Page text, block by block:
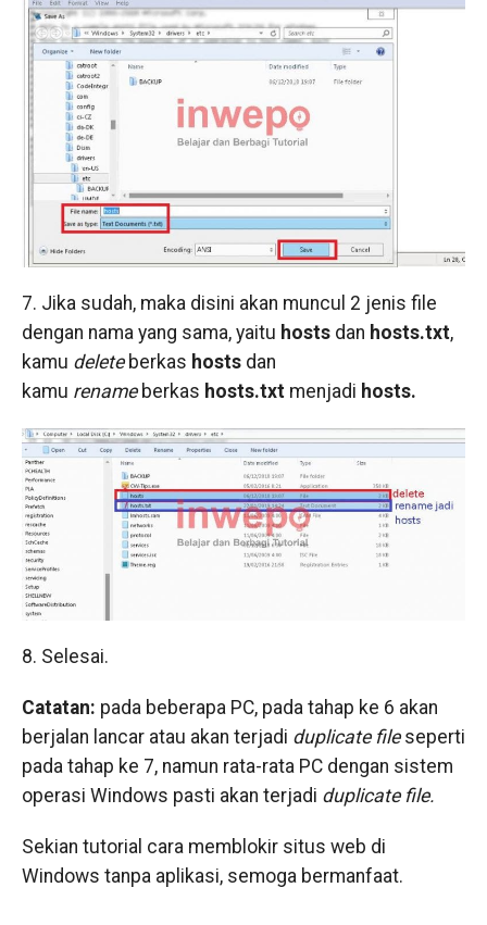
7. Jika sudah, maka disini akan muncul 2 jenis file
dengan nama yang sama, yaitu hosts dan hosts.txt,
kamu delete berkas hosts dan
kamu rename berkas hosts.txt menjadi hosts.
8. Selesai.
Catatan: pada beberapa PC, pada tahap ke 6 akan
berjalan lancar atau akan terjadi duplicate file seperti
pada tahap ke 7, namun rata-rata PC dengan sistem
operasi Windows pasti akan terjadi duplicate file.
Sekian tutorial cara memblokir situs web di
Windows tanpa aplikasi, semoga bermanfaat.